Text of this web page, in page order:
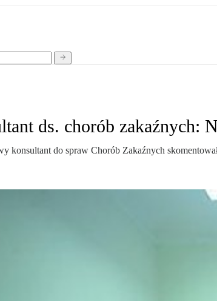
ds. chorób zakaźnych:
konsultant do spraw Chorób Zakaźnych